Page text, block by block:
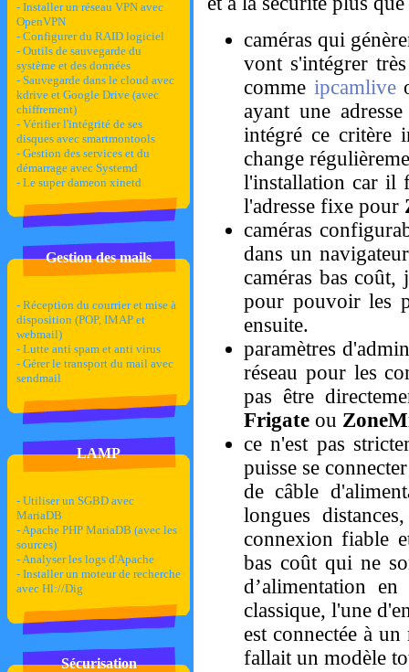
- Installer un réseau VPN avec
OpenVPN
- Configurer du RAID logiciel
- Outils de sauvegarde du
système et des données
- Sauvegarde dans le cloud avec
kdrive et Google Drive (avec
chiffrement)
- Vérifier l'intégrité de ses
disques avec smartmontools
- Gestion des services et du
démarrage avec Systemd
- Le super dameon xinetd
Gestion des mails
- Réception du courrier et mise à
disposition (POP, IMAP et
webmail)
- Lutte anti spam et anti virus
- Gérer le transport du mail avec
sendmail
LAMP
- Utiliser un SGBD avec
MariaDB
- Apache PHP MariaDB (avec les
sources)
- Analyser les logs d'Apache
- Installer un moteur de recherche
avec Hl://Dig
Sécurisation
caméras qui
vont s'intégrer
comme ipcamlive
ayant une
intégré ce critère
change
l'installation car il
l'adresse fixe pour
caméras
dans un
caméras bas
pour pouvoir les
ensuite.
paramètres
réseau pour les
pas être
Frigateou
ce n'est pas
puisse se
de câble
longues
connexion fiable
bas coût qui ne
d’alimentation
classique, l'une
est connectée à
fallait un modèle